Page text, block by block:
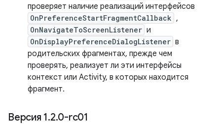
проверяет наличие реализаций интерфейсов
OnPreferenceStartFragmentCallback ,
OnNavigateToScreenListener и
OnDisplayPreferenceDialogListener в
родительских фрагментах, прежде чем
проверять, реализует ли эти интерфейсы
контекст или Activity, в которых находится
фрагмент.
Версия 1.2.0-rc01